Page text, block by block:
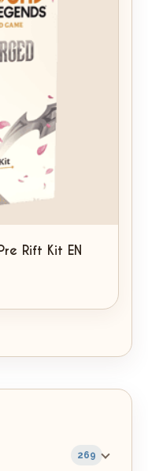
269
Rift Kit EN